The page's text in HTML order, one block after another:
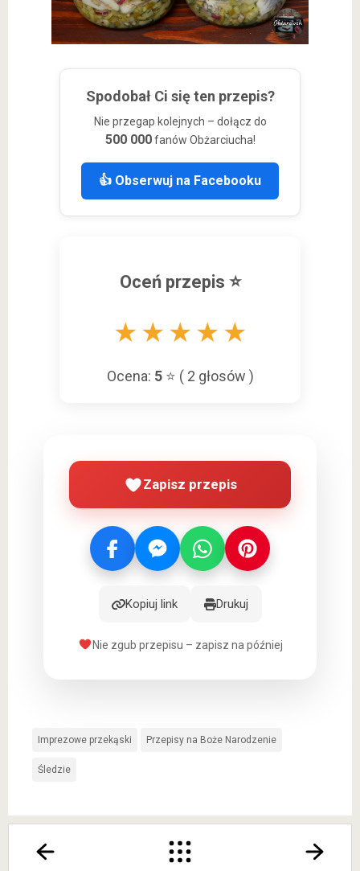
Spodobał Ci się ten przepis?
Nie przegap kolejnych – dołącz do
500 000fanów Obżarciucha!
👍 Obserwuj na Facebooku
Oceń przepis ⭐
★ ★ ★ ★ ★
Ocena: 5⭐ ( 2 głosów )
Zapisz przepis
Kopiuj link Drukuj
Nie zgub przepisu – zapisz na później
Imprezowe przekąski Przepisy na Boże Narodzenie
Śledzie